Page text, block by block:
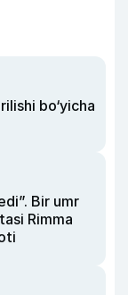
bo‘yicha
Bir umr
Rimma